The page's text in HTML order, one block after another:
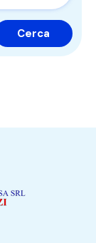
Cerca